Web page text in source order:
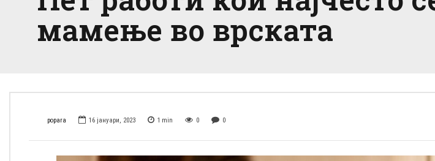
мамење во врската
popara 16 јануари, 2023 1 min 0 0